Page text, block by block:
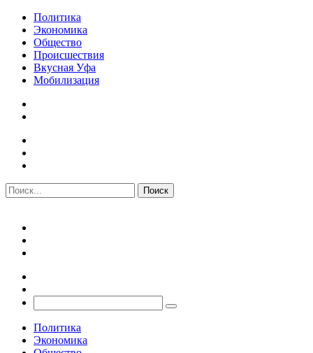
Политика
Экономика
Общество
Происшествия
Вкусная Уфа
Мобилизация
Политика
Экономика